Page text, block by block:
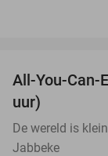
All-You-Can-
uur)
De wereld is klein
Jabbeke